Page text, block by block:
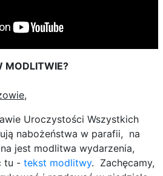
MODLITWIE?
,
Uroczystości Wszystkich
nabożeństwa w parafii, na
jest modlitwa wydarzenia,
tu - tekst modlitwy. Zachęcamy,